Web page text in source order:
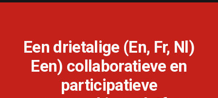
Een drietalige (En, Fr, Nl)
Een) collaboratieve en
participatieve